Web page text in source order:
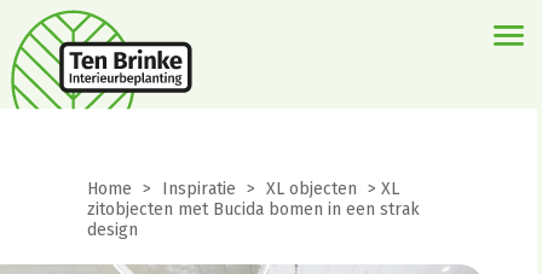
Home > Inspiratie > XL objecten > XL
zitobjecten met Bucida bomen in een strak
design